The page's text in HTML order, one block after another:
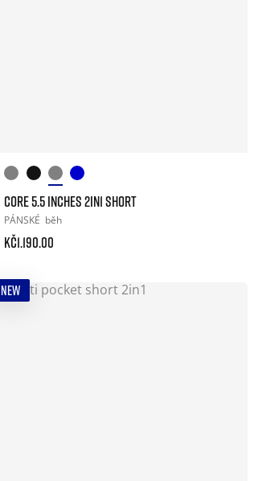
CORE 5.5 INCHES 2IN1 SHORT
PÁNSKÉ běh
Kč1.190.00
NEW